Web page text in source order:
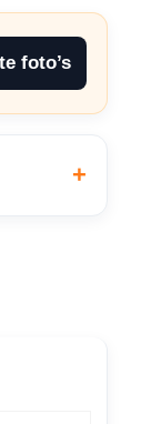
foto’s